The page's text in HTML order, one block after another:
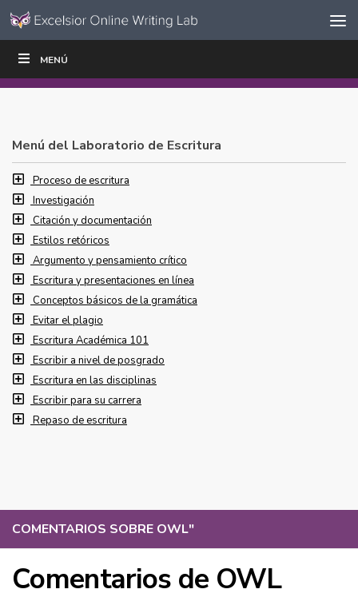
Ir al contenido
navegación
MENÚ
COMENTARIOS SOBRE OWL"
Comentarios de OWL
ESCRIBIR
Menú del Laboratorio de Escritura
Proceso de escritura
Investigación
Citación y documentación
Estilos retóricos
Argumento y pensamiento crítico
Escritura y presentaciones en línea
Conceptos básicos de la gramática
Evitar el plagio
Escritura Académica 101
Escribir a nivel de posgrado
Escritura en las disciplinas
Escribir para su carrera
Repaso de escritura